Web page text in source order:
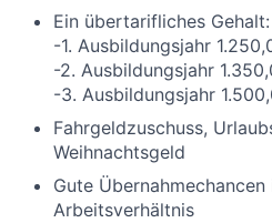
Ein übertarifliches Gehalt:
-1. Ausbildungsjahr
-2. Ausbildungsjahr
-3. Ausbildungsjahr
Fahrgeldzuschuss,
Weihnachtsgeld
Gute
Arbeitsverhältnis